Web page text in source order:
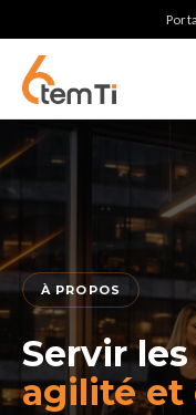
À PROPOS
Servir
agilité et